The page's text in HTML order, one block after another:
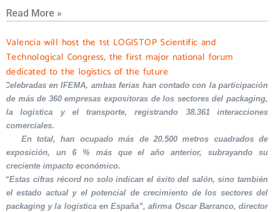
Read More »
Valencia will host the 1st LOGISTOP Scientific and
Technological Congress, the first major national forum
dedicated to the logistics of the future
Celebradas en IFEMA, ambas ferias han contado con la participación
de más de 360 empresas expositoras de los sectores del packaging,
la logística y el transporte, registrando 38.361 interacciones
comerciales.
En total, han ocupado más de 20.500 metros cuadrados de
exposición, un 6 % más que el año anterior, subrayando su
creciente impacto económico.
“Estas cifras récord no solo indican el éxito del salón, sino también
el estado actual y el potencial de crecimiento de los sectores del
packaging y la logística en España”, afirma Oscar Barranco, director